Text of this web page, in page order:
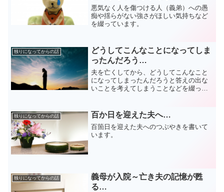
悪気なく人を傷つける人（義弟）への愚
痴や揺らがない強さがほしい気持ちなど
を綴っています。
独りになってからの話
どうしてこんなことになってしま
ったんだろう…
夫を亡くしてから、どうしてこんなこと
になってしまったんだろうと答えの出な
いことを考えてしまうことなどを綴って
独りになってからの話 百か日を迎えた夫へ…
百箇日を迎えた夫へのつぶやきを書いて
います。
独りになってからの話
義母が入院～亡き夫の記憶が甦
る…